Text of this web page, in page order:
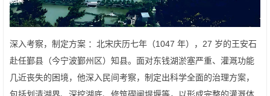
深入考察，制定方案 ：北宋庆历七年（1047 年），27 岁的王安石
赴任鄞县（今宁波鄞州区）知县。面对东钱湖淤塞严重、灌溉功能
几近丧失的困境，他深入民间考察，制定出科学全面的治理方案，